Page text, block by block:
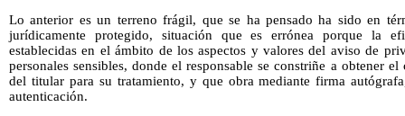
Lo anterior es un terreno frágil, que se ha pensado ha sido en
jurídicamente protegido, situación que es errónea porque la
establecidas en el ámbito de los aspectos y valores del aviso de
personales sensibles, donde el responsable se constriñe a obtener
del titular para su tratamiento, y que obra mediante firma
autenticación.